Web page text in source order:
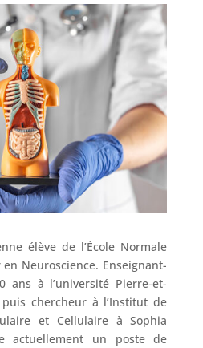
élève de l’École Normale
Neuroscience. Enseignant-
ans à l’université Pierre-et-
puis chercheur à l’Institut de
et Cellulaire à Sophia
actuellement un poste de